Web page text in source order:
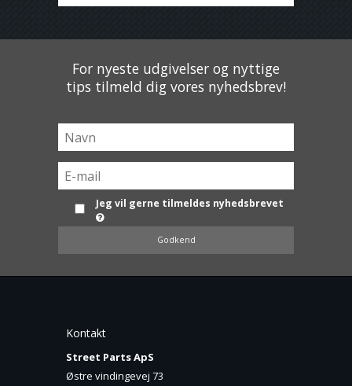
For nyeste udgivelser og nyttige
tips tilmeld dig vores nyhedsbrev!
Jeg vil gerne tilmeldes nyhedsbrevet
Godkend
Kontakt
Street Parts ApS
Østre vindingevej 73